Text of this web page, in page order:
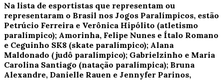
Na lista de esportistas que representam ou
representaram o Brasil nos Jogos Paralímpicos, estão
Petrúcio Ferreira e Verônica Hipólito (atletismo
paralímpico); Amorinha, Felipe Nunes e Ítalo Romano
e Ceguinho SK8 (skate paralímpico); Alana
Maldonado (judô paralímpico); Gabrielzinho e Maria
Carolina Santiago (natação paralímpica); Bruna
Alexandre, Danielle Rauen e Jennyfer Parinos,